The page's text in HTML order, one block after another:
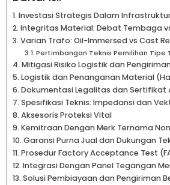
Investasi Strategis Dalam
Integritas Material: Debat Tembaga
Varian Trafo: Oil-Immersed vs Cast
Pertimbangan Teknis Pemilihan Tipe
Mitigasi Risiko Logistik dan
Logistik dan Penanganan Material
Dokumentasi Legalitas dan Sertifikat
Spesifikasi Teknis: Impedansi dan
Aksesoris Proteksi Vital
Kemitraan Dengan Merk Ternama
Garansi Purna Jual dan Dukungan
Prosedur Factory Acceptance Test
Integrasi Dengan Panel Tegangan
Solusi Pembiayaan dan Pengiriman